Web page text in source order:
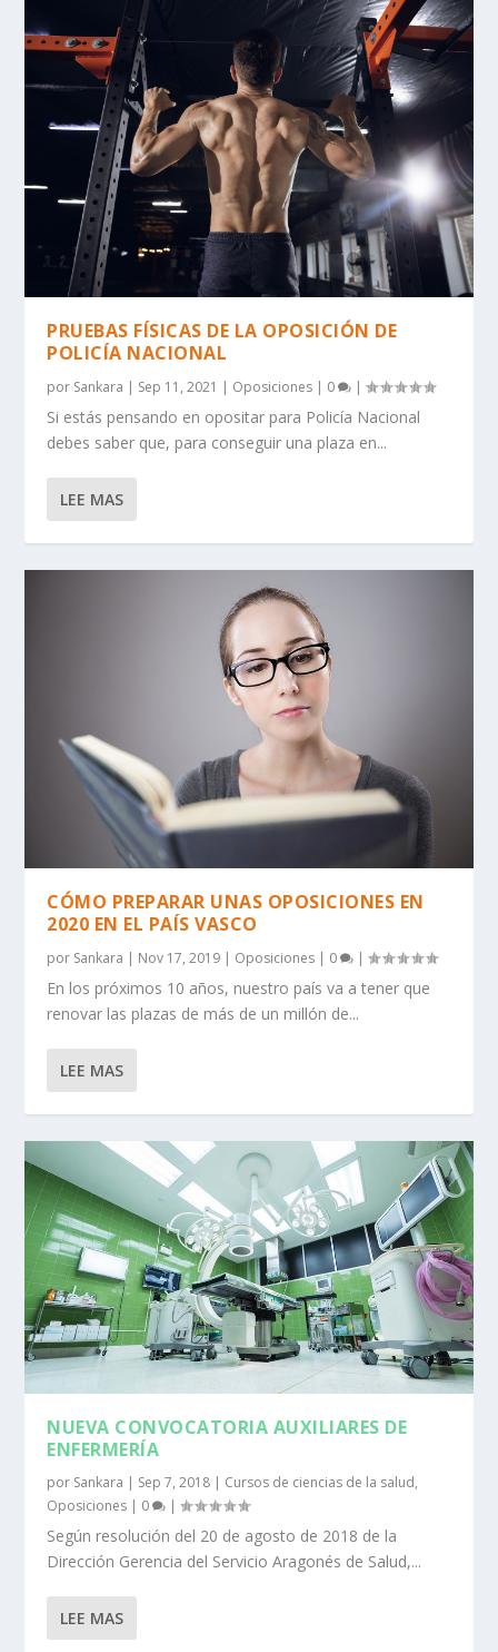
PRUEBAS FÍSICAS DE LA OPOSICIÓN DE
POLICÍA NACIONAL
por Sankara | Sep 11, 2021 | Oposiciones | 0 |
Si estás pensando en opositar para Policía Nacional
debes saber que, para conseguir una plaza en...
LEE MAS
CÓMO PREPARAR UNAS OPOSICIONES EN
2020 EN EL PAÍS VASCO
por Sankara | Nov 17, 2019 | Oposiciones | 0 |
En los próximos 10 años, nuestro país va a tener que
renovar las plazas de más de un millón de...
LEE MAS
NUEVA CONVOCATORIA AUXILIARES DE
ENFERMERÍA
por Sankara | Sep 7, 2018 | Cursos de ciencias de la salud,
Oposiciones | 0 |
Según resolución del 20 de agosto de 2018 de la
Dirección Gerencia del Servicio Aragonés de Salud,...
LEE MAS